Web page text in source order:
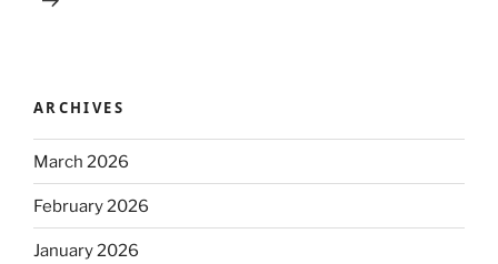
ARCHIVES
March 2026
February 2026
January 2026